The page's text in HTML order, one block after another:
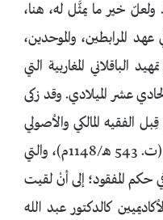
ولعلّ خير ما يمثَّل له، هنا،
المرابطين، والموحدين،
الباقلاني المغاربية التي
عشر الميلادي. وقد زكى
الفقيه المالكي والأصولي
(ت. 543 هـ/1148م)، والتي
المفقود؛ إلى أنْ لقيت
كالدكتور عبد الله